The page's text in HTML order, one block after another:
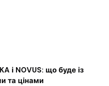
і NOVUS: що буде із
та цінами